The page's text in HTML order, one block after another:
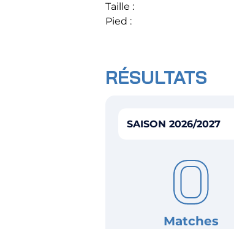
Taille :
Pied :
RÉSULTATS
0
Matches